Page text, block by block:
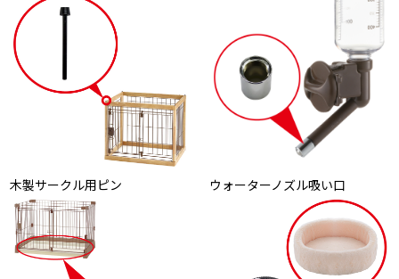
木製サークル用ピン ウォーターノズル吸い口